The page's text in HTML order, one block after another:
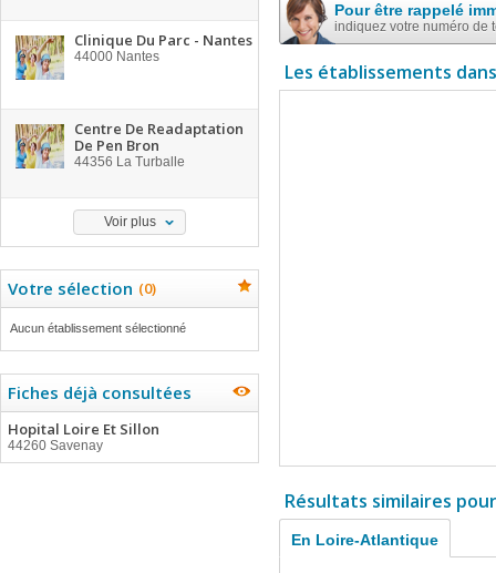
Clinique Du Parc - Nantes
44000 Nantes
Centre De Readaptation
De Pen Bron
44356 La Turballe
Voir plus
Votre sélection (0)
Aucun établissement sélectionné
Fiches déjà consultées
Hopital Loire Et Sillon
44260 Savenay
Pour être rappelé
indiquez votre numéro de
Les établissements
Résultats similaires
En Loire-Atlantique